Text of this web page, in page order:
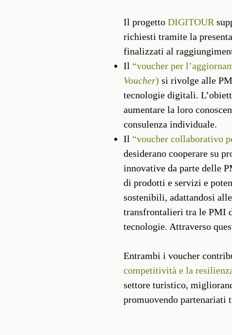
Il progetto DIGITOUR
richiesti tramite la
finalizzati al
Il “voucher per
Voucher) si rivolge alle
tecnologie digitali.
aumentare la loro
consulenza individuale.
Il “voucher collaborativo
desiderano cooperare su
innovative da parte delle
di prodotti e servizi e
sostenibili, adattandosi
transfrontalieri tra le PMI
tecnologie. Attraverso
Entrambi i voucher
competitività e la
settore turistico,
promuovendo